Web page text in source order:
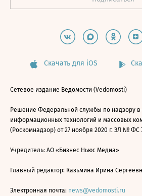
Скачать для iOS
Сетевое издание Ведомости (Vedomosti)
Решение Федеральной службы по надзору в
информационных технологий и массовых
(Роскомнадзор) от 27 ноября 2020 г. ЭЛ № ФС
Учредитель: АО «Бизнес Ньюс Медиа»
Главный редактор: Казьмина Ирина
Электронная почта: news@vedomosti.ru